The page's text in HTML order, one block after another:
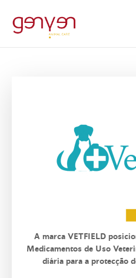
A marca VETFIELD
Medicamentos de Uso
diária para a protecção